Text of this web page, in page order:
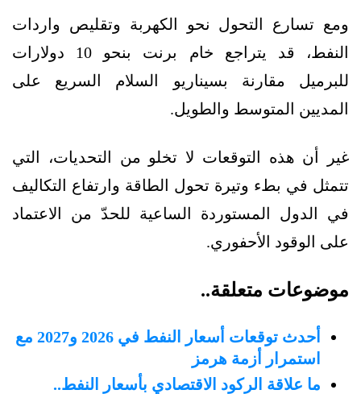
ومع تسارع التحول نحو الكهربة وتقليص واردات
النفط، قد يتراجع خام برنت بنحو 10 دولارات
للبرميل مقارنة بسيناريو السلام السريع على
المديين المتوسط والطويل.
غير أن هذه التوقعات لا تخلو من التحديات، التي
تتمثل في بطء وتيرة تحول الطاقة وارتفاع التكاليف
في الدول المستوردة الساعية للحدّ من الاعتماد
على الوقود الأحفوري.
موضوعات متعلقة..
أحدث توقعات أسعار النفط في 2026 و2027 مع
استمرار أزمة هرمز
ما علاقة الركود الاقتصادي بأسعار النفط..